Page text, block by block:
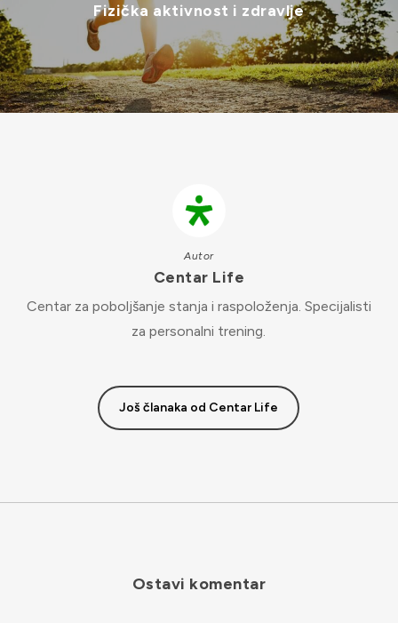
Fizička aktivnost i zdravlje
Autor
Centar Life
Centar za poboljšanje stanja i raspoloženja. Specijalisti
za personalni trening.
Još članaka od Centar Life
Ostavi komentar